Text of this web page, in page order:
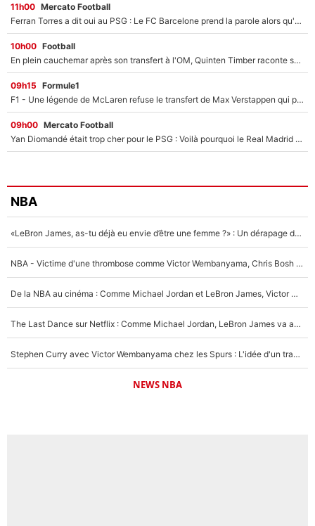
11h00 Mercato Football
Ferran Torres a dit oui au PSG : Le FC Barcelone prend la parole alors qu'un transfert de l'attaquant espagnol prend forme
10h00 Football
En plein cauchemar après son transfert à l'OM, Quinten Timber raconte ses doutes après sa signature à Marseille
09h15 Formule1
F1 - Une légende de McLaren refuse le transfert de Max Verstappen qui pourrait «faire des vagues» et plomber l'ambiance dans l'équipe
09h00 Mercato Football
Yan Diomandé était trop cher pour le PSG : Voilà pourquoi le Real Madrid a accepté de payer la somme record de 140M€ pour boucler son transfert !
NBA
«LeBron James, as-tu déjà eu envie d’être une femme ?» : Un dérapage de Donald Trump sur la superstar de la NBA refait surface
NBA - Victime d'une thrombose comme Victor Wembanyama, Chris Bosh prévient le Français des risques sur sa santé : «J’ai failli mourir sur le coup et j’ai été ramené à la vie»
De la NBA au cinéma : Comme Michael Jordan et LeBron James, Victor Wembanyama rêve d'une carrière d'acteur !
The Last Dance sur Netflix : Comme Michael Jordan, LeBron James va avoir le droit à sa série !
Stephen Curry avec Victor Wembanyama chez les Spurs : L'idée d'un trade historique est lancée en NBA !
NEWS NBA